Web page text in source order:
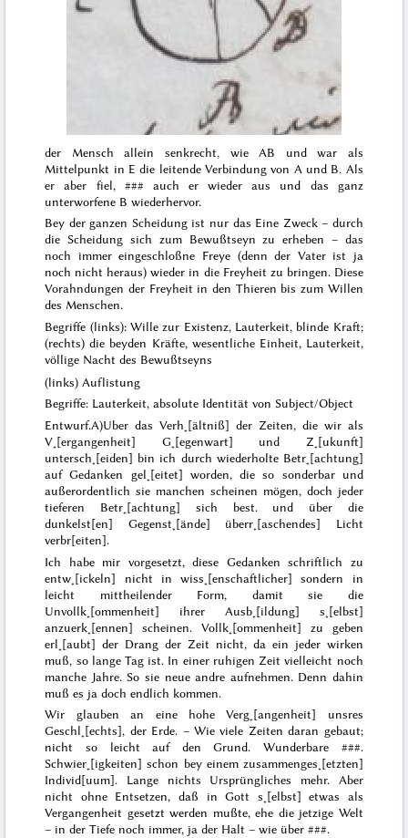
der Mensch allein senkrecht, wie AB und war als
Mittelpunkt in E die leitende Verbindung von A und B. Als
er aber fiel, ###auch er wieder aus und das ganz
unterworfene B wiederhervor.
Bey der ganzen Scheidung ist nur das Eine Zweck – durch
die Scheidung sich zum Bewußtseyn zu erheben – das
noch immer eingeschloßne Freye (denn der Vater ist ja
noch nicht heraus) wieder in die Freyheit zu bringen. Diese
Vorahndungen der Freyheit in den Thieren bis zum Willen
des Menschen.
Begriffe (links): Wille zur Existenz, Lauterkeit, blinde Kraft;
(rechts) die beyden Kräfte, wesentliche Einheit, Lauterkeit,
völlige Nacht des Bewußtseyns
(links) Auflistung
Begriffe: Lauterkeit, absolute Identität von Subject/Object
Entwurf.A)Uber das Verh˖[ältniß] der Zeiten, die wir als
V˖[ergangenheit] G˖[egenwart] und Z˖[ukunft]
untersch˖[eiden] bin ich durch wiederholte Betr˖[achtung]
auf Gedanken gel˖[eitet] worden, die so sonderbar und
außerordentlich sie manchen scheinen mögen, doch jeder
tieferen Betr˖[achtung] sich best. und über die
dunkelst[en] Gegenst˖[ände] überr˖[aschendes] Licht
verbr[eiten].
Ich habe mir vorgesetzt, diese Gedanken schriftlich zu
entw˖[ickeln] nicht in wiss˖[enschaftlicher] sondern in
leicht mittheilender Form, damit sie die
Unvollk˖[ommenheit] ihrer Ausb˖[ildung] s˖[elbst]
anzuerk˖[ennen] scheinen. Vollk˖[ommenheit] zu geben
erl˖[aubt] der Drang der Zeit nicht, da ein jeder wirken
muß, so lange Tag ist. In einer ruhigen Zeit vielleicht noch
manche Jahre. So sie neue andre aufnehmen. Denn dahin
muß es ja doch endlich kommen.
Wir glauben an eine hohe Verg˖[angenheit] unsres
Geschl˖[echts], der Erde. – Wie viele Zeitendaran gebaut;
nicht so leicht auf den Grund. Wunderbare ###.
Schwier˖[igkeiten] schon bey einem zusammenges˖[etzten]
Individ[uum]. Lange nichts Ursprüngliches mehr. Aber
nicht ohne Entsetzen, daß in Gott s˖[elbst] etwas als
Vergangenheit gesetzt werden mußte, ehe die jetzige Welt
– in der Tiefe noch immer, ja der Halt – wie über###.